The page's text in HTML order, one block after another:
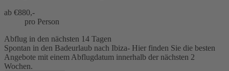
ab €880,-
pro Person
Abflug in den nächsten 14 Tagen
Spontan in den Badeurlaub nach Ibiza- Hier finden Sie die besten
Angebote mit einem Abflugdatum innerhalb der nächsten 2
Wochen.